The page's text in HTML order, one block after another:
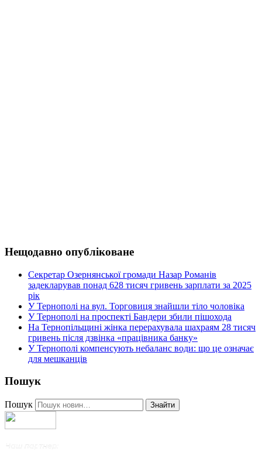
Нещодавно опубліковане
Секретар Озернянської громади Назар Романів
задекларував понад 628 тисяч гривень зарплати за 2025
рік
У Тернополі на вул. Торговиця знайшли тіло чоловіка
У Тернополі на проспекті Бандери збили пішохода
На Тернопільщині жінка перерахувала шахраям 28 тисяч
гривень після дзвінка «працівника банку»
У Тернополі компенсують небаланс води: що це означає
для мешканців
Пошук
Пошук Знайти